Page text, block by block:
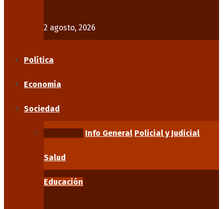
2 agosto, 2026
Política
Economía
Sociedad
Info General Policial y Judicial
Salud
Educación